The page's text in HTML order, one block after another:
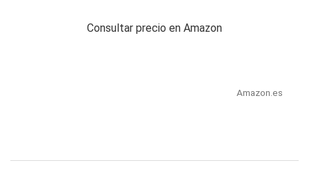
Consultar precio en Amazon
Amazon.es